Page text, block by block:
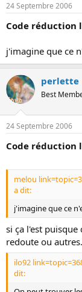
24 Septembre 2006
Code réduction
j'imagine que ce
perlette
Best
24 Septembre 2006
Code réduction
melou
a dit:
j'imagine que ce
si ça l'est
redoute ou
ilo92
dit: